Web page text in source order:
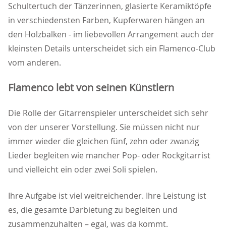
Schultertuch der Tänzerinnen, glasierte Keramiktöpfe
in verschiedensten Farben, Kupferwaren hängen an
den Holzbalken - im liebevollen Arrangement auch der
kleinsten Details unterscheidet sich ein Flamenco-Club
vom anderen.
Flamenco lebt von seinen Künstlern
Die Rolle der Gitarrenspieler unterscheidet sich sehr
von der unserer Vorstellung. Sie müssen nicht nur
immer wieder die gleichen fünf, zehn oder zwanzig
Lieder begleiten wie mancher Pop- oder Rockgitarrist
und vielleicht ein oder zwei Soli spielen.
Ihre Aufgabe ist viel weitreichender. Ihre Leistung ist
es, die gesamte Darbietung zu begleiten und
zusammenzuhalten – egal, was da kommt.